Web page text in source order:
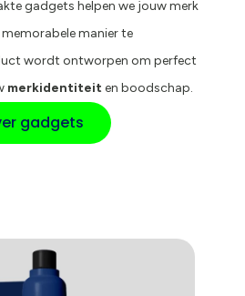
gadgets helpen we jouw merk
memorabele manier te
wordt ontworpen om perfect
merkidentiteiten boodschap.
gadgets